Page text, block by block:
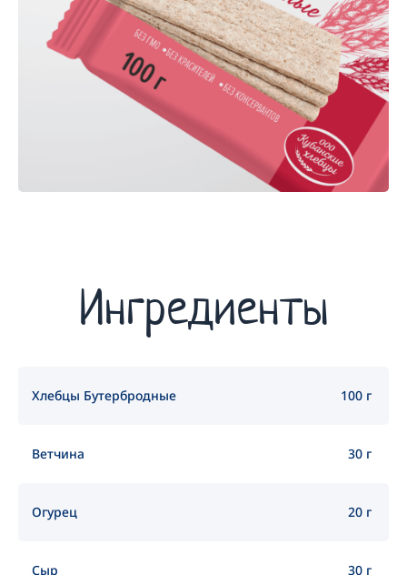
Ингредиенты
Хлебцы Бутербродные 100 г
Ветчина 30 г
Огурец 20 г
Сыр 30 г